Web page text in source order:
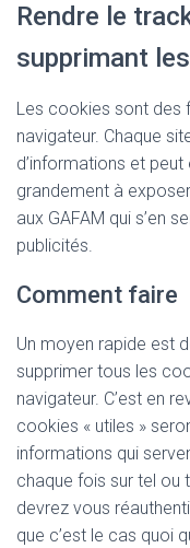
Rendre le
supprimant
Les cookies sont des
navigateur. Chaque
d’informations et peut
grandement à
aux GAFAM qui s’en
publicités.
Comment faire
Un moyen rapide est
supprimer tous les
navigateur. C’est en
cookies « utiles »
informations qui
chaque fois sur tel ou
devrez vous
que c’est le cas quoi